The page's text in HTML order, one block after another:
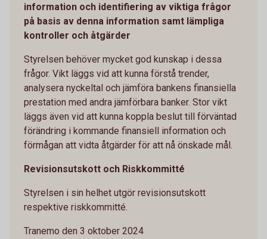
information och identifiering av viktiga frågor
på basis av denna information samt lämpliga
kontroller och åtgärder
Styrelsen behöver mycket god kunskap i dessa
frågor. Vikt läggs vid att kunna förstå trender,
analysera nyckeltal och jämföra bankens finansiella
prestation med andra jämförbara banker. Stor vikt
läggs även vid att kunna koppla beslut till förväntad
förändring i kommande finansiell information och
förmågan att vidta åtgärder för att nå önskade mål.
Revisionsutskott och Riskkommitté
Styrelsen i sin helhet utgör revisionsutskott
respektive riskkommitté.
Tranemo den 3 oktober 2024